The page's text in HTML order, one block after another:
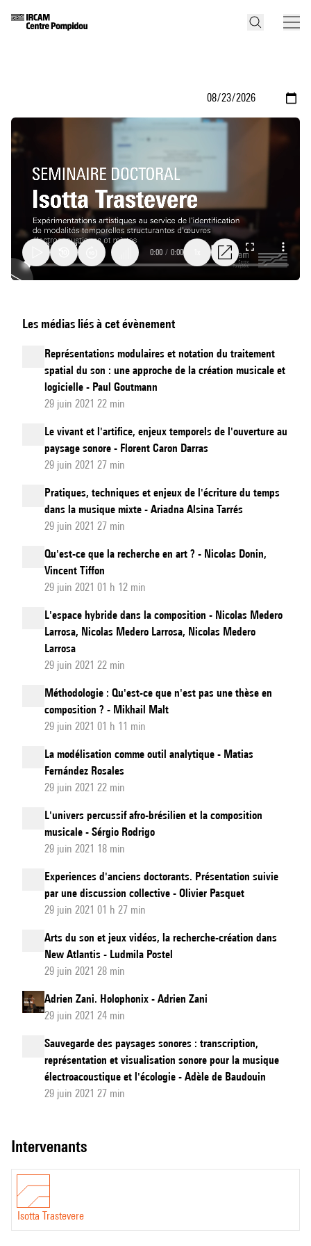
artistiques
service
l'identification
modalités
temporelles
d'œuvres
électroacoustiques
mixtes
0:00 / 0:00
Les médias liés à cet évènement
Représentations modulaires et notation du traitement
spatial du son : une approche de la création musicale et
logicielle - Paul Goutmann
29 juin 2021 22 min
Le vivant et l'artifice, enjeux temporels de l'ouverture au
paysage sonore - Florent Caron Darras
29 juin 2021 27 min
Pratiques, techniques et enjeux de l'écriture du temps
dans la musique mixte - Ariadna Alsina Tarrés
29 juin 2021 27 min
Qu'est-ce que la recherche en art ? - Nicolas Donin,
Vincent Tiffon
29 juin 2021 01 h 12 min
L'espace hybride dans la composition - Nicolas Medero
Larrosa, Nicolas Medero Larrosa, Nicolas Medero
Larrosa
29 juin 2021 22 min
Méthodologie : Qu'est-ce que n'est pas une thèse en
composition ? - Mikhail Malt
29 juin 2021 01 h 11 min
La modélisation comme outil analytique - Matias
Fernández Rosales
29 juin 2021 22 min
L'univers percussif afro-brésilien et la composition
musicale - Sérgio Rodrigo
29 juin 2021 18 min
Experiences d'anciens doctorants. Présentation suivie
par une discussion collective - Olivier Pasquet
29 juin 2021 01 h 27 min
Arts du son et jeux vidéos, la recherche-création dans
New Atlantis - Ludmila Postel
29 juin 2021 28 min
Adrien Zani. Holophonix - Adrien Zani
29 juin 2021 24 min
Sauvegarde des paysages sonores : transcription,
représentation et visualisation sonore pour la musique
électroacoustique et l'écologie - Adèle de Baudouin
29 juin 2021 27 min
intervenants
Isotta Trastevere